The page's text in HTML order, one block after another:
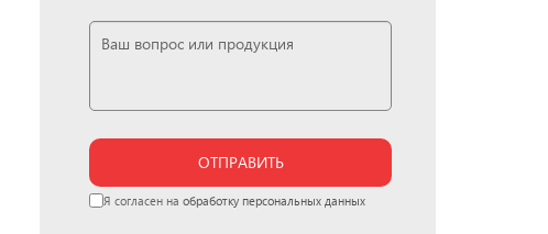
ОТПРАВИТЬ
Я согласен на обработку персональных данных